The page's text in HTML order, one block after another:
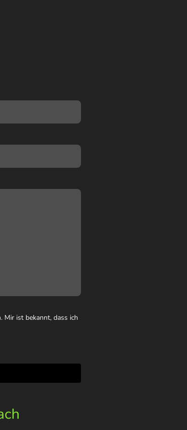
Mir ist bekannt, dass ich